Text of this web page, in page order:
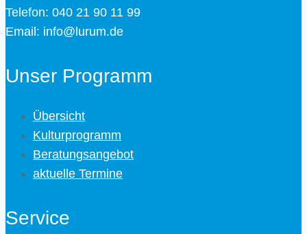
Telefon: 040 21 90 11 99
Email: info@lurum.de
Unser Programm
Übersicht
Kulturprogramm
Beratungsangebot
aktuelle Termine
Service